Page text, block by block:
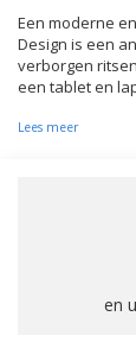
Een moderne
Design is een
verborgen
een tablet en
Lees meer
en